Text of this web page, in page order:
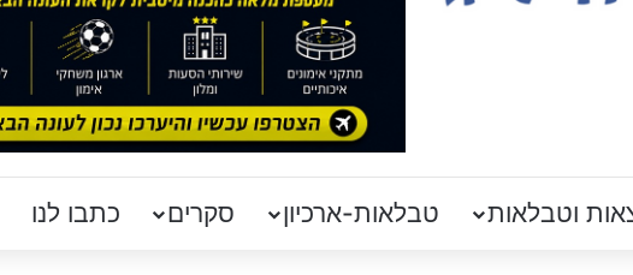
וטבלאות טבלאות-ארכיון סקרים כתבו לנו